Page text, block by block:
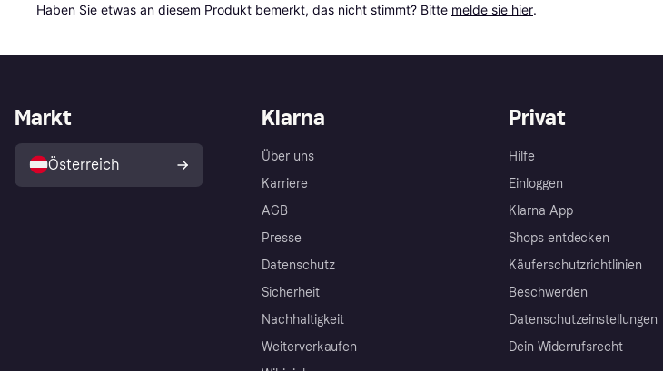
Haben Sie etwas an diesem Produkt bemerkt, das nicht stimmt? Bitte melde sie hier.
Klarna
Über uns
Karriere
AGB
Presse
Datenschutz
Sicherheit
Nachhaltigkeit
Weiterverkaufen
Privat
Hilfe
Einloggen
Klarna App
Shops entdecken
Käuferschutzrichtlinien
Beschwerden
Datenschutzeinstellungen
Dein Widerrufsrecht
Markt
Österreich